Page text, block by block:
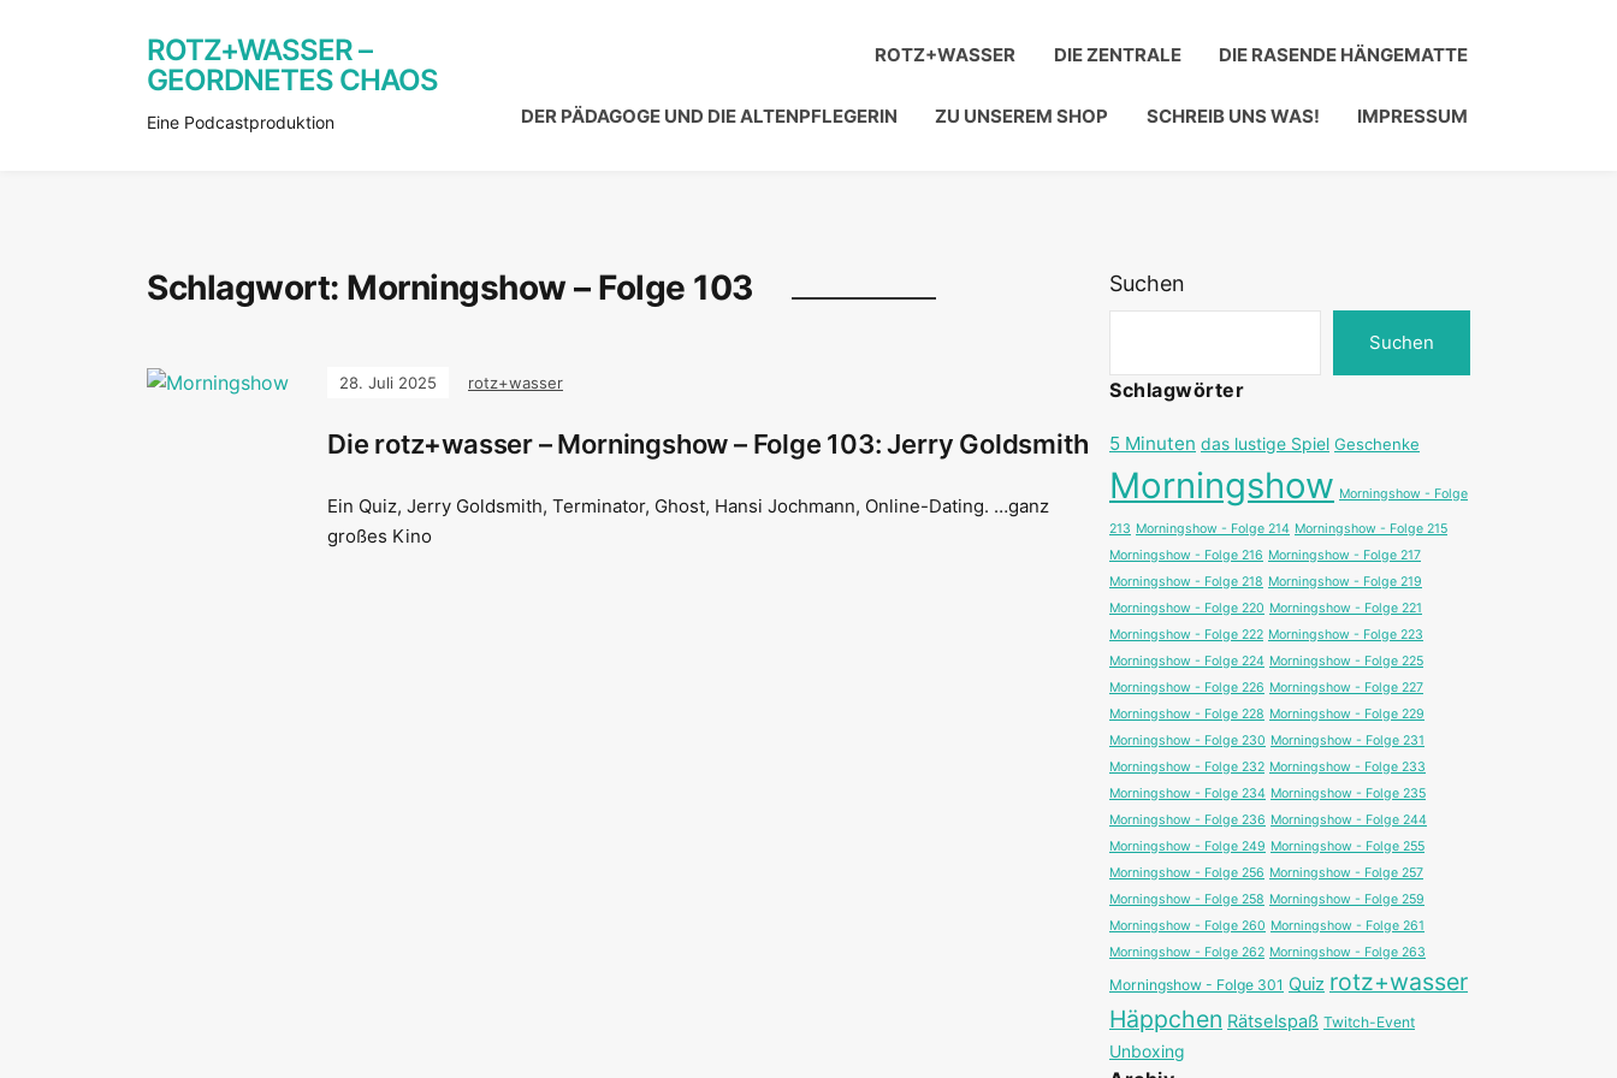
ROTZ+WASSER –
GEORDNETES CHAOS
Eine Podcastproduktion
ROTZ+WASSER DIE ZENTRALE DIE RASENDE HÄNGEMATTE
DER PÄDAGOGE UND DIE ALTENPFLEGERIN ZU UNSEREM SHOP SCHREIB UNS WAS! IMPRESSUM
Schlagwort: Morningshow – Folge 103
28. Juli 2025 rotz+wasser
Die rotz+wasser – Morningshow – Folge 103: Jerry Goldsmith
Ein Quiz, Jerry Goldsmith, Terminator, Ghost, Hansi Jochmann, Online-Dating. …ganz
großes Kino
Suchen
Suchen
Schlagwörter
5 Minuten das lustige Spiel Geschenke
Morningshow Morningshow - Folge
213 Morningshow - Folge 214 Morningshow - Folge 215
Morningshow - Folge 216 Morningshow - Folge 217
Morningshow - Folge 218 Morningshow - Folge 219
Morningshow - Folge 220 Morningshow - Folge 221
Morningshow - Folge 222 Morningshow - Folge 223
Morningshow - Folge 224 Morningshow - Folge 225
Morningshow - Folge 226 Morningshow - Folge 227
Morningshow - Folge 228 Morningshow - Folge 229
Morningshow - Folge 230 Morningshow - Folge 231
Morningshow - Folge 232 Morningshow - Folge 233
Morningshow - Folge 234 Morningshow - Folge 235
Morningshow - Folge 236 Morningshow - Folge 244
Morningshow - Folge 249 Morningshow - Folge 255
Morningshow - Folge 256 Morningshow - Folge 257
Morningshow - Folge 258 Morningshow - Folge 259
Morningshow - Folge 260 Morningshow - Folge 261
Morningshow - Folge 262 Morningshow - Folge 263
Morningshow - Folge 301 Quiz rotz+wasser
Häppchen Rätselspaß Twitch-Event
Unboxing